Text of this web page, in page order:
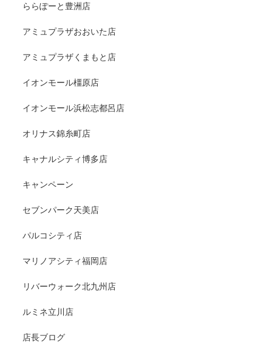
ららぽーと豊洲店
アミュプラザおおいた店
アミュプラザくまもと店
イオンモール橿原店
イオンモール浜松志都呂店
オリナス錦糸町店
キャナルシティ博多店
キャンペーン
セブンパーク天美店
パルコシティ店
マリノアシティ福岡店
リバーウォーク北九州店
ルミネ立川店
店長ブログ